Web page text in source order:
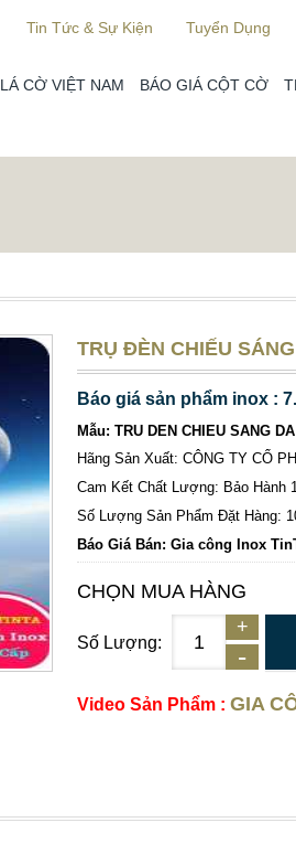
Tin Tức & Sự Kiện Tuyển Dụng
LÁ CỜ VIỆT NAM BÁO GIÁ CỘT CỜ
TRỤ ĐÈN CHIẾU
Báo giá sản phẩm inox :
Mẫu: TRU DEN CHIEU SANG
Hãng Sản Xuất: CÔNG TY CỔ
Cam Kết Chất Lượng: Bảo Hành
Số Lượng Sản Phẩm Đặt Hàng:
Báo Giá Bán: Gia công Inox
CHỌN MUA HÀNG
Số Lượng:
Video Sản Phẩm : GIA